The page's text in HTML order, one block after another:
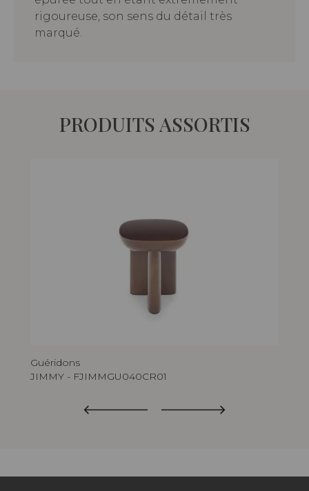
rigoureuse, son sens du détail très
marqué.
PRODUITS ASSORTIS
Guéridons
JIMMY - FJIMMGU040CR01